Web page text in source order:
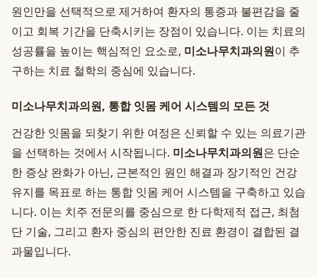
원인만을 선택적으로 제거하여 환자의 통증과 불편감을 줄
이고 회복 기간을 단축시키는 장점이 있습니다. 이는 치료의
성공률을 높이는 핵심적인 요소로, 미소나무치과의원이 추
구하는 치료 철학의 중심에 있습니다.
미소나무치과의원, 통합 잇몸 케어 시스템의 모든 것
건강한 잇몸을 되찾기 위한 여정은 신뢰할 수 있는 의료기관
을 선택하는 것에서 시작됩니다. 미소나무치과의원은 단순
한 증상 완화가 아닌, 근본적인 원인 해결과 장기적인 건강
유지를 목표로 하는 통합 잇몸 케어 시스템을 구축하고 있습
니다. 이는 치주 전문의를 중심으로 한 다학제적 접근, 최첨
단 기술, 그리고 환자 중심의 편안한 진료 환경이 결합된 결
과물입니다.